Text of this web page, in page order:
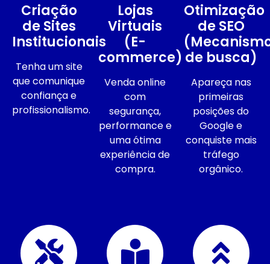
Criação
de Sites
Institucionais
Tenha um site
que comunique
confiança e
profissionalismo.
Lojas
Virtuais
(E-
commerce)
Venda online
com
segurança,
performance e
uma ótima
experiência de
compra.
Otimização
de SEO
de busca)
Apareça nas
primeiras
posições do
Google e
conquiste mais
tráfego
orgânico.